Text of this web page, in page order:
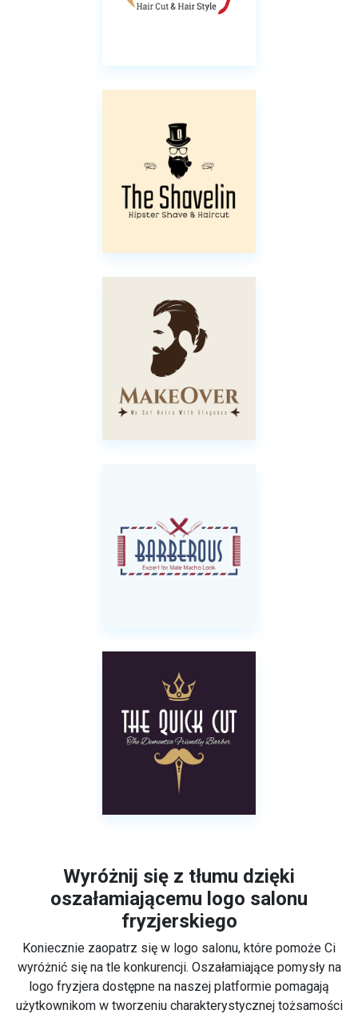
Wyróżnij się z tłumu dzięki
oszałamiającemu logo salonu
fryzjerskiego
Koniecznie zaopatrz się w logo salonu, które pomoże Ci
wyróżnić się na tle konkurencji. Oszałamiające pomysły na
logo fryzjera dostępne na naszej platformie pomagają
użytkownikom w tworzeniu charakterystycznej tożsamości